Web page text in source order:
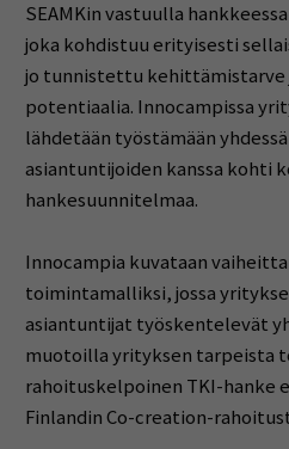
SEAMKin vastuulla
joka kohdistuu erityisesti
jo tunnistettu kehittämistarve
potentiaalia. Innocampissa
lähdetään työstämään
asiantuntijoiden kanssa kohti
hankesuunnitelmaa.
Innocampia kuvataan
toimintamalliksi, jossa
asiantuntijat työskentelevät
muotoilla yrityksen tarpeista
rahoituskelpoinen TKI-hanke
Finlandin Co-creation-